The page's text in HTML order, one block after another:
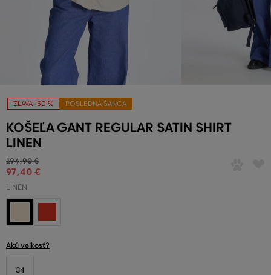
ZĽAVA -50 % POSLEDNÁ ŠANCA
KOŠEĽA GANT REGULAR SATIN SHIRT
LINEN
194,90 €
97,40 €
LINEN
Akú veľkosť?
34